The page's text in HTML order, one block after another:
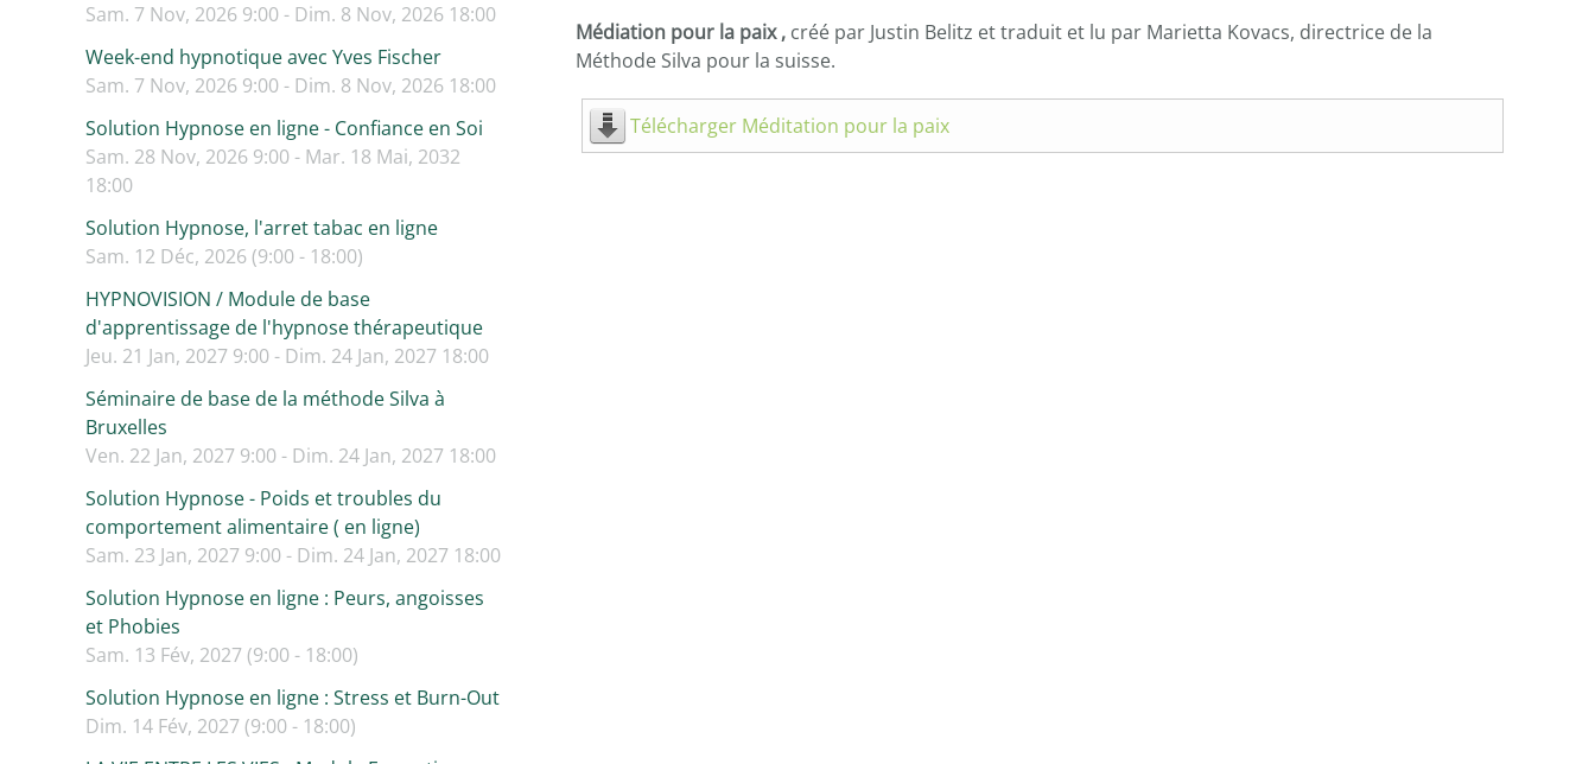
Médiation pour la paix , créé par Justin Belitz et traduit et lu par Marietta Kovacs, directrice de la
Méthode Silva pour la suisse.
Télécharger Méditation pour la paix
Sam. 7 Nov, 2026 9:00 - Dim. 8 Nov, 2026 18:00
Week-end hypnotique avec Yves Fischer
Sam. 7 Nov, 2026 9:00 - Dim. 8 Nov, 2026 18:00
Solution Hypnose en ligne - Confiance en Soi
Sam. 28 Nov, 2026 9:00 - Mar. 18 Mai, 2032
18:00
Solution Hypnose, l'arret tabac en ligne
Sam. 12 Déc, 2026 (9:00 - 18:00)
HYPNOVISION / Module de base
d'apprentissage de l'hypnose thérapeutique
Jeu. 21 Jan, 2027 9:00 - Dim. 24 Jan, 2027 18:00
Séminaire de base de la méthode Silva à
Bruxelles
Ven. 22 Jan, 2027 9:00 - Dim. 24 Jan, 2027 18:00
Solution Hypnose - Poids et troubles du
comportement alimentaire ( en ligne)
Sam. 23 Jan, 2027 9:00 - Dim. 24 Jan, 2027 18:00
Solution Hypnose en ligne : Peurs, angoisses
et Phobies
Sam. 13 Fév, 2027 (9:00 - 18:00)
Solution Hypnose en ligne : Stress et Burn-Out
Dim. 14 Fév, 2027 (9:00 - 18:00)